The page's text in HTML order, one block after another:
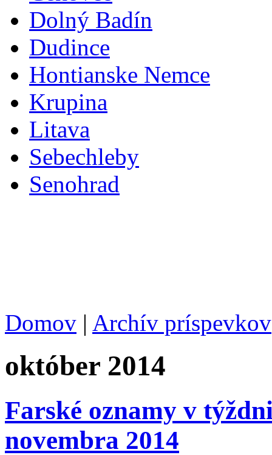
Dolný Badín
Dudince
Hontianske Nemce
Krupina
Litava
Sebechleby
Senohrad
Domov | Archív príspevkov
október 2014
Farské oznamy v
novembra 2014